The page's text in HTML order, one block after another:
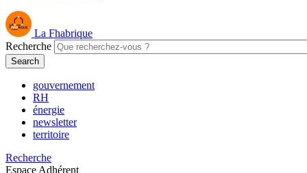
La Fhabrique
Recherche
gouvernement
RH
énergie
newsletter
territoire
Recherche
Espace Adhérent